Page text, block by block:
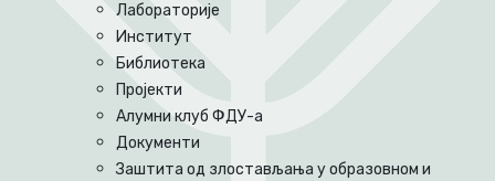
Лабораторије
Институт
Библиотека
Пројекти
Алумни клуб ФДУ-а
Документи
Заштита од злостављања у образовном и